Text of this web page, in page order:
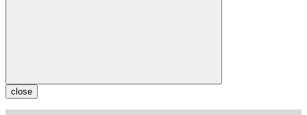
close